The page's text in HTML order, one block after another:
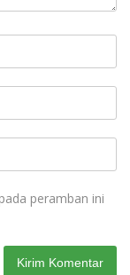
peramban ini